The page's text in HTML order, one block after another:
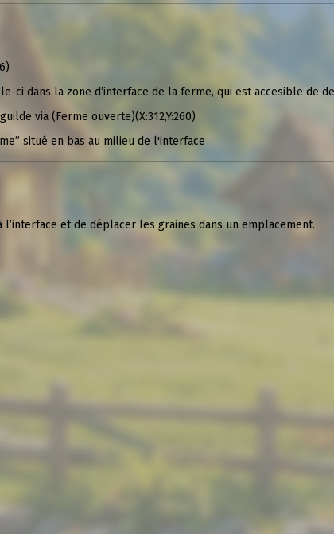
ci dans la zone d’interface de la ferme, qui est accesible de
via (Ferme ouverte)(X:312,Y:260)
situé en bas au milieu de l'interface
et de déplacer les graines dans un emplacement.